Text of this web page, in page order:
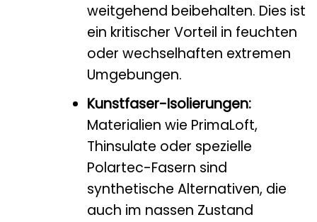
weitgehend beibehalten. Dies ist
ein kritischer Vorteil in feuchten
oder wechselhaften extremen
Umgebungen.
Kunstfaser-Isolierungen:
Materialien wie PrimaLoft,
Thinsulate oder spezielle
Polartec-Fasern sind
synthetische Alternativen, die
auch im nassen Zustand